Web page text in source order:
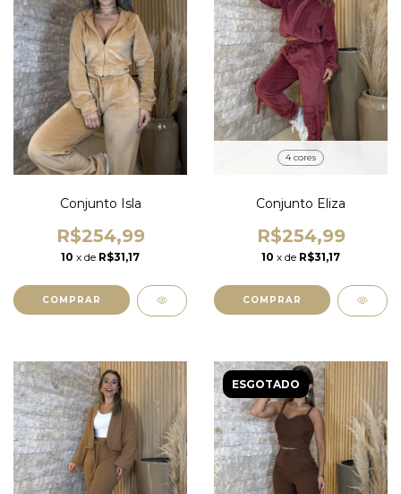
Conjunto Isla
R$254,99
10 x de R$31,17
COMPRAR
4 cores
Conjunto Eliza
R$254,99
10 x de R$31,17
COMPRAR
ESGOTADO